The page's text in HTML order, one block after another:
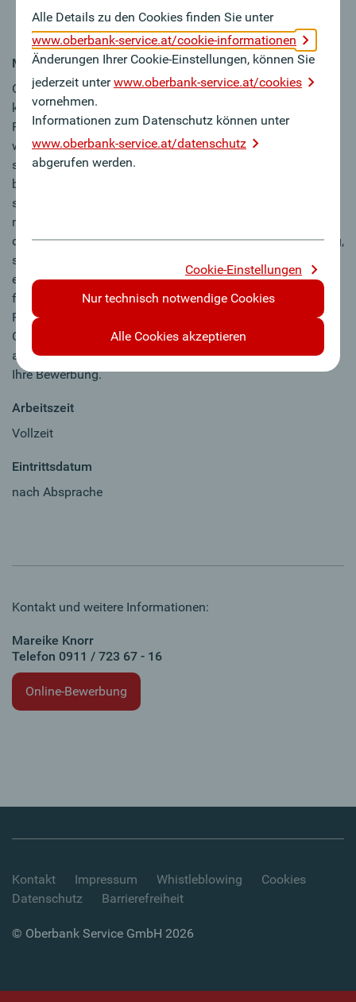
und bringen die rheinisch-westfälische Herzlichkeit
mit, die unser Team perfekt ergänzt
MY FUTURE
Oberbank ist anders, weil wir als unabhängige,
kundennahe, erfolgreiche Regionalbank im gehobenen
Firmenkundensegment kontinuierlich wachsen. Damit
wachsen auch die Chancen für unsere Mitarbeiter:innen,
sich beruflich und persönlich weiterzuentwickeln. Sind Sie
bereit in unserer neuen Filiale Bielefeld ab Tag 1 dabei zu
sein und unsere Erfolgsgeschichte mit Ihren Ideen selbst
mitzugestalten? Die Oberbank bietet Ihnen nicht nur eine
dem Tarifvertrag privater Banken entsprechende Vergütung,
sondern auch zahlreiche attraktive Benefits, wie unsere
einzigartige Aktienbeteiligung, betriebliche Altersvorsorge,
flexible Arbeitszeitgestaltung, Essensbons, bankeigene
Ferienwohnungen für Ihren Urlaub und umfassende
Gesundheitsangebote für Körper & Geist. Auch Sie sind
anders, weil…? Dann reden wir darüber - wir freuen uns auf
Ihre Bewerbung.
Arbeitszeit
Vollzeit
Eintrittsdatum
nach Absprache
Kontakt und weitere Informationen:
Mareike Knorr
Telefon 0911 / 723 67 - 16
Online-Bewerbung
Alle Details zu den Cookies finden Sie unter
www.oberbank-service.at/cookie-informationen
Änderungen Ihrer Cookie-Einstellungen, können Sie
jederzeit unterwww.oberbank-service.at/cookies
vornehmen.
Informationen zum Datenschutz können unter
www.oberbank-service.at/datenschutz
abgerufen werden.
Cookie-Einstellungen
Nur technisch notwendige Cookies
Alle Cookies akzeptieren
Kontakt Impressum Whistleblowing
Cookies
Datenschutz
Barrierefreiheit
© Oberbank Service GmbH 2026